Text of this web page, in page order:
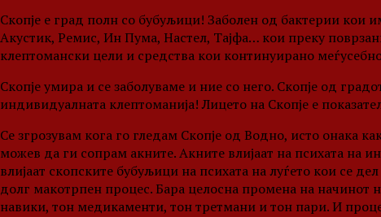
Скопје е град полн со бубуљици! Заболен од бактерии кои
Акустик, Ремис, Ин Пума, Настел, Тајфа… кои преку
клептомански цели и средства кои континуирано
Скопје умира и се заболуваме и ние со него. Скопје од
индивидуалната клептоманија! Лицето на Скопје е
Се згрозувам кога го гледам Скопје од Водно, исто онака
можев да ги сопрам акните. Акните влијаат на психата на
влијаат скопските бубуљици на психата на луѓето кои се
долг макотрпен процес. Бара целосна промена на начинот
навики, тон медикаменти, тон третмани и тон пари. И